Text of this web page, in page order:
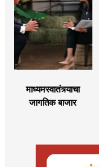
माध्यमस्वातंत्र्याचा
जागतिक बाजार